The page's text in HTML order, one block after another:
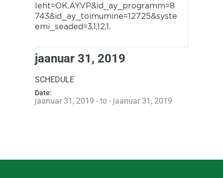
leht=OK.AY.VP&id_ay_programm=8
743&id_ay_toimumine=12725&syste
emi_seaded=3,1,12,1,
jaanuar 31, 2019
SCHEDULE
Date:
jaanuar 31, 2019 - to - jaanuar 31, 2019